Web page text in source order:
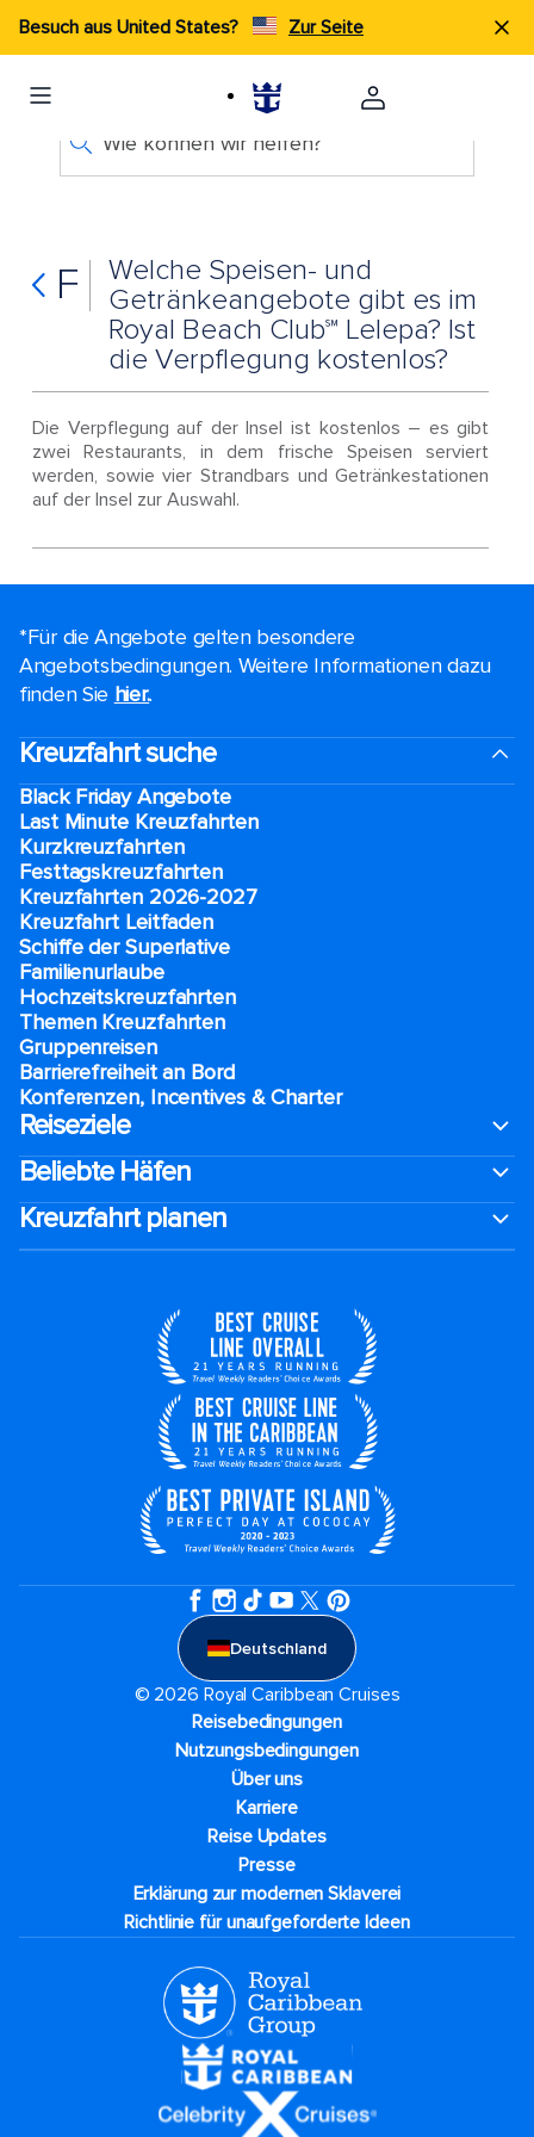
Besuch aus United States? Zur Seite
Wie können wir helfen?
F
Welche Speisen- und
Getränkeangebote gibt es im
Royal Beach Club℠ Lelepa? Ist
die Verpflegung kostenlos?
Die Verpflegung auf der Insel ist kostenlos – es gibt
zwei Restaurants, in dem frische Speisen serviert
werden, sowie vier Strandbars und Getränkestationen
auf der Insel zur Auswahl.
*Für die Angebote gelten besondere
Angebotsbedingungen. Weitere Informationen dazu
finden Sie hier..
Kreuzfahrt suche
Black Friday Angebote
Last Minute Kreuzfahrten
Kurzkreuzfahrten​
Festtagskreuzfahrten​
Kreuzfahrten 2026-2027
Kreuzfahrt Leitfaden
Schiffe der Superlative
Familienurlaube​
Hochzeitskreuzfahrten
Themen Kreuzfahrten
Gruppenreisen
Barrierefreiheit an Bord​
Konferenzen, Incentives & Charter
Reiseziele
Beliebte Häfen
Kreuzfahrt planen
Deutschland
© 2026 Royal Caribbean Cruises
Reisebedingungen
Nutzungsbedingungen
Über uns
Karriere​
Reise Updates​
Presse
Erklärung zur modernen Sklaverei
Richtlinie für unaufgeforderte Ideen